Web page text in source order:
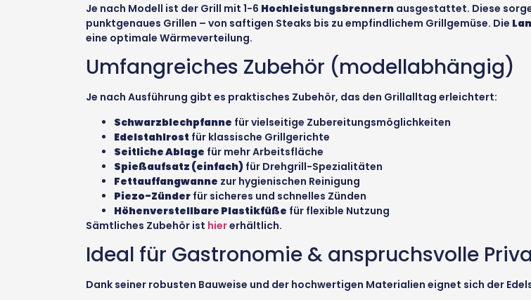
Je nach Modell ist der Grill mit 1-6 Hochleistungsbrennern ausgestattet. Diese
punktgenaues Grillen – von saftigen Steaks bis zu empfindlichem Grillgemüse. Die
eine optimale Wärmeverteilung.
Umfangreiches Zubehör (modellabhängig)
Je nach Ausführung gibt es praktisches Zubehör, das den Grillalltag erleichtert:
Schwarzblechpfanne für vielseitige Zubereitungsmöglichkeiten
Edelstahlrost für klassische Grillgerichte
Seitliche Ablage für mehr Arbeitsfläche
Spießaufsatz (einfach) für Drehgrill-Spezialitäten
Fettauffangwanne zur hygienischen Reinigung
Piezo-Zünder für sicheres und schnelles Zünden
Höhenverstellbare Plastikfüße für flexible Nutzung
Sämtliches Zubehör ist hiererhältlich.
Ideal für Gastronomie & anspruchsvolle
Dank seiner robusten Bauweise und der hochwertigen Materialien eignet sich der